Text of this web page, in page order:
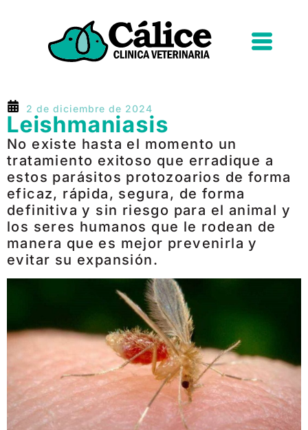
2 de diciembre de 2024
Leishmaniasis
No existe hasta el momento un
tratamiento exitoso que erradique a
estos parásitos protozoarios de forma
eficaz, rápida, segura, de forma
definitiva y sin riesgo para el animal y
los seres humanos que le rodean de
manera que es mejor prevenirla y
evitar su expansión.